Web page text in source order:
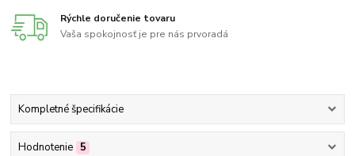
Rýchle doručenie tovaru
Vaša spokojnosť je pre nás prvoradá
Kompletné špecifikácie
Hodnotenie 5